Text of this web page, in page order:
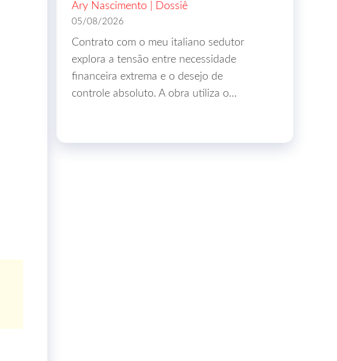
Ary Nascimento | Dossiê
05/08/2026
Contrato com o meu italiano sedutor
explora a tensão entre necessidade
financeira extrema e o desejo de
controle absoluto. A obra utiliza o…